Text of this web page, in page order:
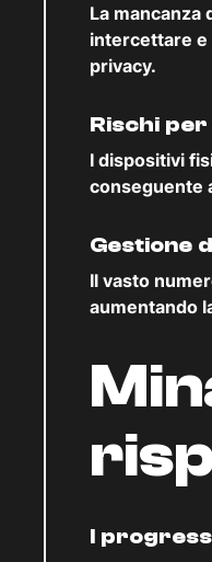
La
intercettare e
privacy.
Rischi
I dispositivi
conseguente
Gestione
Il vasto
aumentando
I